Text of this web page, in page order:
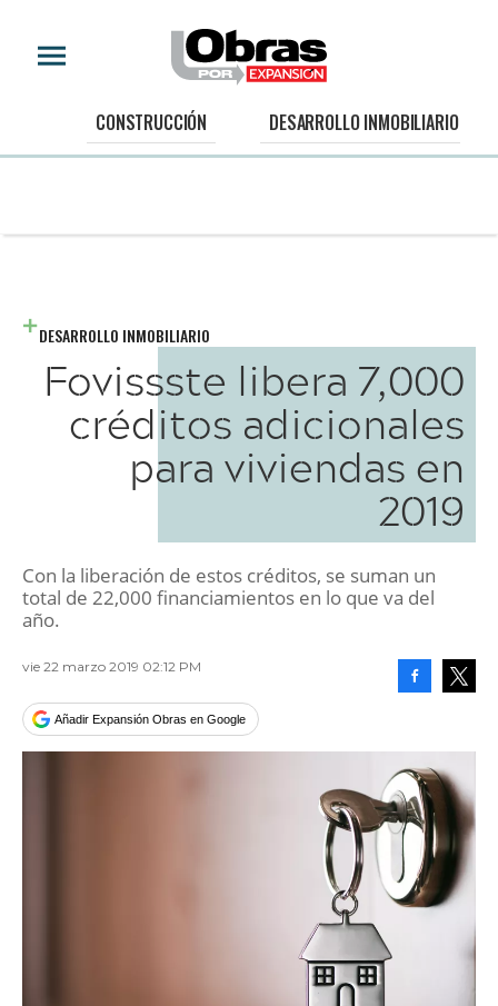
CONSTRUCCIÓN DESARROLLO INMOBILIARIO
DESARROLLO INMOBILIARIO
Fovissste libera 7,000
créditos adicionales
para viviendas en
2019
Con la liberación de estos créditos, se suman un
total de 22,000 financiamientos en lo que va del
año.
vie 22 marzo 2019 02:12 PM
Añadir Expansión Obras en Google